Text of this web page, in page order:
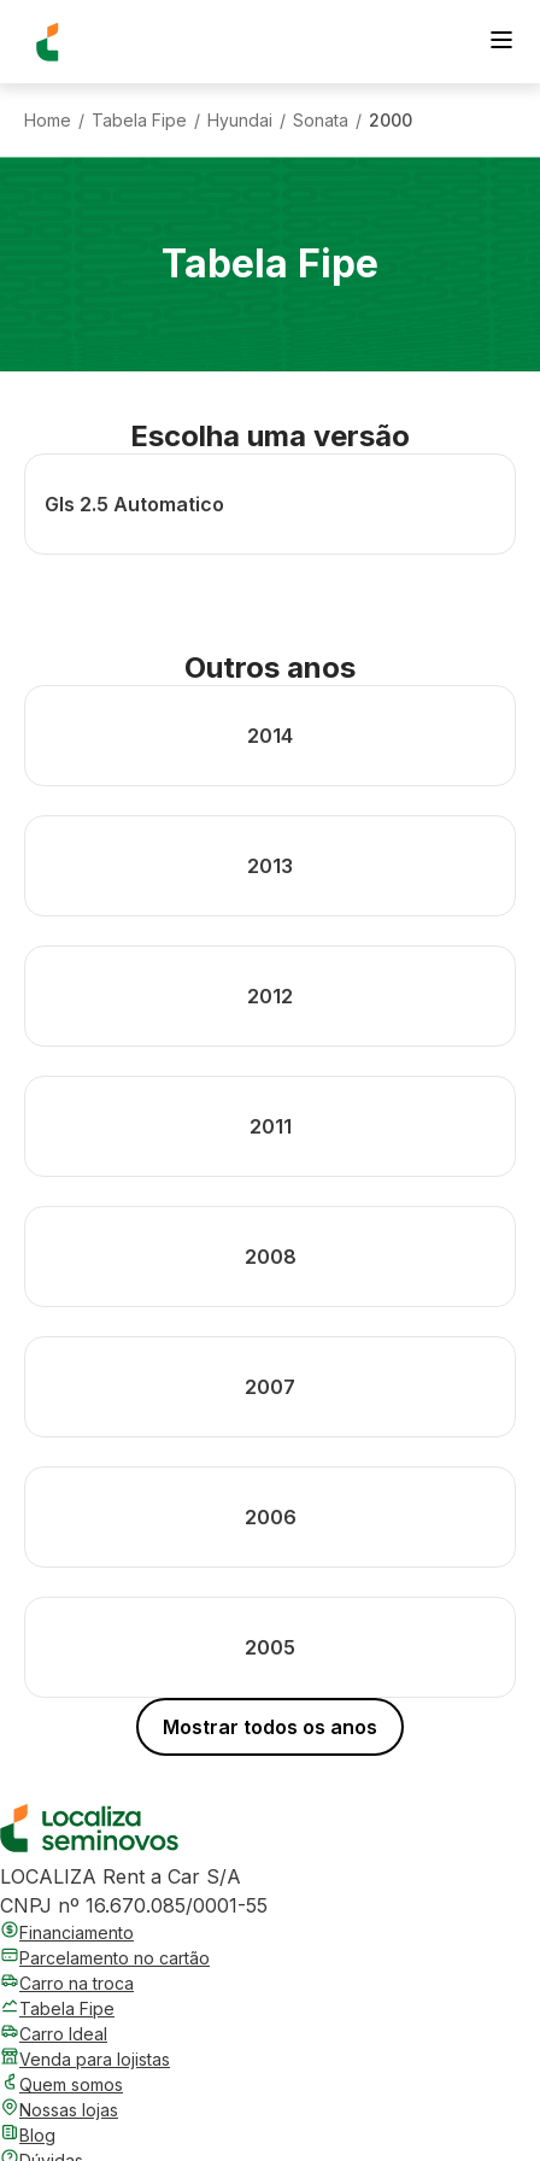
Home / Tabela Fipe / Hyundai / Sonata / 2000
Tabela Fipe
Escolha uma versão
Gls 2.5 Automatico
Outros anos
2014
2013
2012
2011
2008
2007
2006
2005
Mostrar todos os anos
LOCALIZA Rent a Car S/A
CNPJ nº 16.670.085/0001-55
Financiamento
Parcelamento no cartão
Carro na troca
Tabela Fipe
Carro Ideal
Venda para lojistas
Quem somos
Nossas lojas
Blog